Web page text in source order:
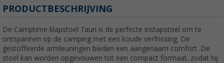
PRODUCTBESCHRIJVING
De Camptime klapstoel Tauri is de perfecte instapstoel om te
ontspannen op de camping met een koude verfrissing. De
gestoffeerde armleuningen bieden een aangenaam comfort. De
stoel kan worden opgevouwen tot een compact formaat, zodat hij